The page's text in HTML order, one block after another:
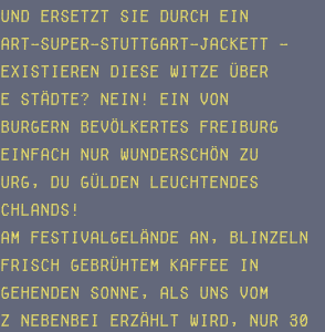
und ersetzt sie durch ein
super-Stuttgart-Jackett –
diese Witze über
Städte? Nein! Ein von
bevölkertes Freiburg
nur wunderschön zu
du gülden leuchtendes
am Festivalgelände an, blinzeln
gebrühtem Kaffee in
Sonne, als uns vom
nebenbei erzählt wird, nur 30